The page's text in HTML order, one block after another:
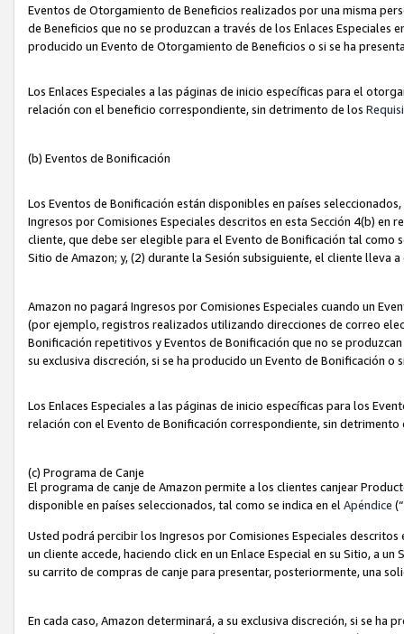
Eventos de Otorgamiento de Beneficios realizados por una misma
de Beneficios que no se produzcan a través de los Enlaces Especiales
producido un Evento de Otorgamiento de Beneficios o si se ha
Los Enlaces Especiales a las páginas de inicio específicas para el
relación con el beneficio correspondiente, sin detrimento de los
(b) Eventos de Bonificación
Los Eventos de Bonificación están disponibles en países
Ingresos por Comisiones Especiales descritos en esta Sección 4(b) en
cliente, que debe ser elegible para el Evento de Bonificación tal como
Sitio de Amazon; y, (2) durante la Sesión subsiguiente, el cliente lleva
Amazon no pagará Ingresos por Comisiones Especiales cuando un
(por ejemplo, registros realizados utilizando direcciones de correo
Bonificación repetitivos y Eventos de Bonificación que no se
su exclusiva discreción, si se ha producido un Evento de Bonificación
Los Enlaces Especiales a las páginas de inicio específicas para los
relación con el Evento de Bonificación correspondiente, sin
(c) Programa de Canje
El programa de canje de Amazon permite a los clientes canjear
disponible en países seleccionados, tal como se indica en el Apéndice
Usted podrá percibir los Ingresos por Comisiones Especiales
un cliente accede, haciendo click en un Enlace Especial en su Sitio, a
su carrito de compras de canje para presentar, posteriormente, una
En cada caso, Amazon determinará, a su exclusiva discreción, si se